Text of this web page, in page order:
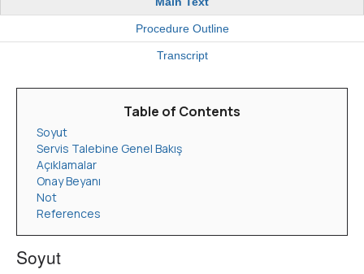
Procedure Outline
Transcript
Table of Contents
Soyut
Servis Talebine Genel Bakış
Açıklamalar
Onay Beyanı
Not
References
Soyut